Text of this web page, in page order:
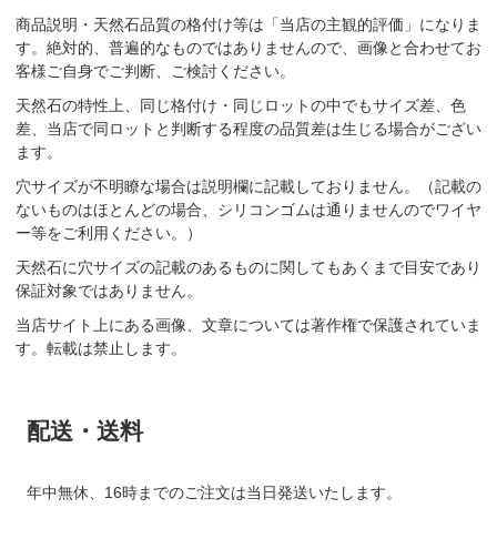
商品説明・天然石品質の格付け等は「当店の主観的評価」になりま
す。絶対的、普遍的なものではありませんので、画像と合わせてお
客様ご自身でご判断、ご検討ください。
天然石の特性上、同じ格付け・同じロットの中でもサイズ差、色
差、当店で同ロットと判断する程度の品質差は生じる場合がござい
ます。
穴サイズが不明瞭な場合は説明欄に記載しておりません。（記載の
ないものはほとんどの場合、シリコンゴムは通りませんのでワイヤ
ー等をご利用ください。）
天然石に穴サイズの記載のあるものに関してもあくまで目安であり
保証対象ではありません。
当店サイト上にある画像、文章については著作権で保護されていま
す。転載は禁止します。
配送・送料
年中無休、16時までのご注文は当日発送いたします。